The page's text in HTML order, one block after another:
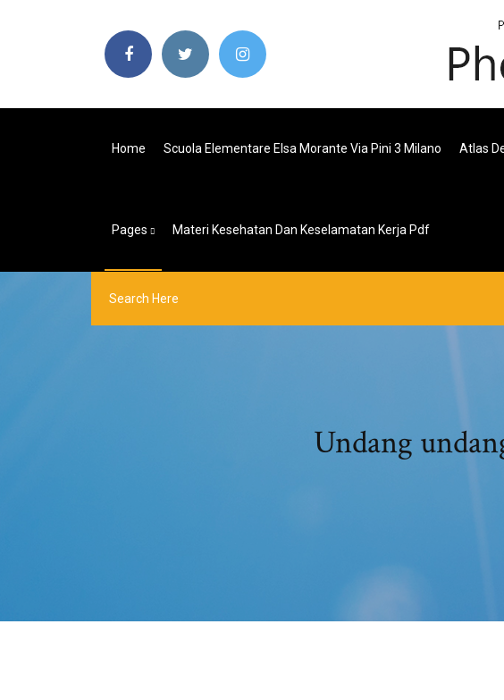
Home Scuola Elementare Elsa Morante Via Pini 3 Milano Atlas
Pages Materi Kesehatan Dan Keselamatan Kerja Pdf
Undang